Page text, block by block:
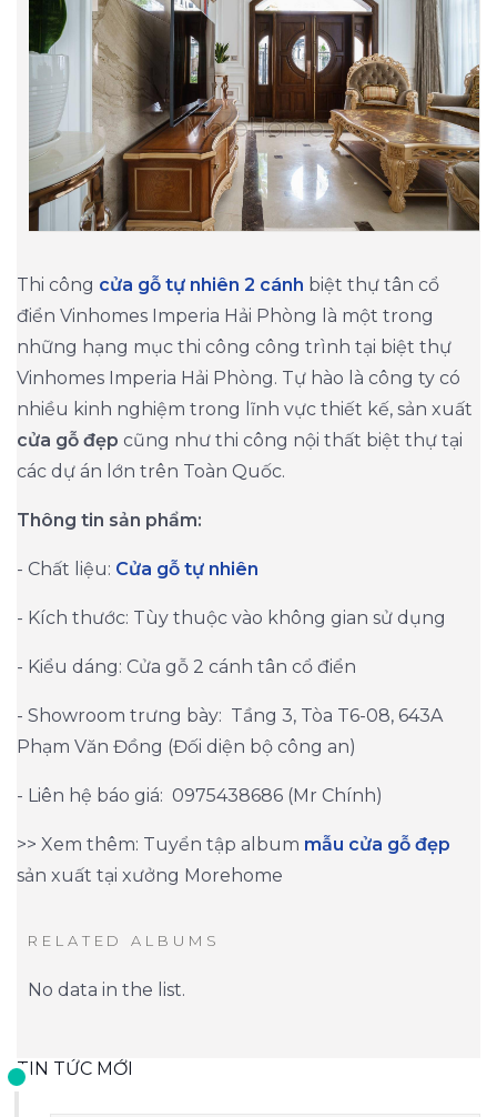
Thi công cửa gỗ tự nhiên 2 cánh biệt thự tân cổ
điển Vinhomes Imperia Hải Phòng là một trong
những hạng mục thi công công trình tại biệt thự
Vinhomes Imperia Hải Phòng. Tự hào là công ty có
nhiều kinh nghiệm trong lĩnh vực thiết kế, sản xuất
cửa gỗ đẹp cũng như thi công nội thất biệt thự tại
các dự án lớn trên Toàn Quốc.
Thông tin sản phẩm:
- Chất liệu: Cửa gỗ tự nhiên
- Kích thước: Tùy thuộc vào không gian sử dụng
- Kiểu dáng: Cửa gỗ 2 cánh tân cổ điển
- Showroom trưng bày: Tầng 3, Tòa T6-08, 643A
Phạm Văn Đồng (Đối diện bộ công an)
- Liên hệ báo giá: 0975438686 (Mr Chính)
>> Xem thêm: Tuyển tập album mẫu cửa gỗ đẹp
sản xuất tại xưởng Morehome
RELATED ALBUMS
No data in the list.
TIN TỨC MỚI